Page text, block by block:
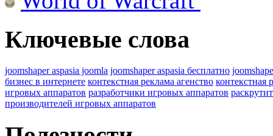
Ключевые слова
joomshaper aspasia joomla joomshaper aspasia бесплатно
бизнес в интернете контекстная реклама агенство контекстная
игровых аппаратов разработчики игровых аппаратов
производителей игровых аппаратов